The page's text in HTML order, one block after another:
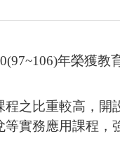
年榮獲教
之比重較高，開
實務應用課程，